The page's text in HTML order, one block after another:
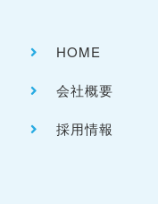
HOME
会社概要
採用情報